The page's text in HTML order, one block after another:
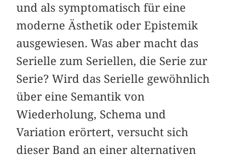
und als symptomatisch für eine
moderne Ästhetik oder Epistemik
ausgewiesen. Was aber macht das
Serielle zum Seriellen, die Serie zur
Serie? Wird das Serielle gewöhnlich
über eine Semantik von
Wiederholung, Schema und
Variation erörtert, versucht sich
dieser Band an einer alternativen